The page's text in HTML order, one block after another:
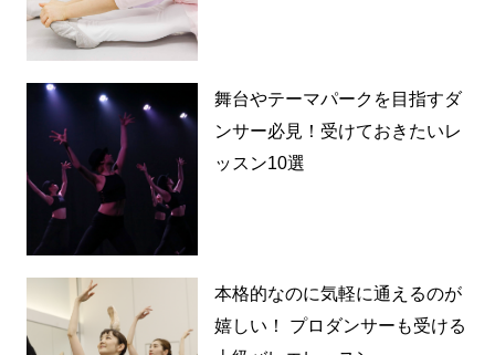
舞台やテーマパークを目指すダ
ンサー必見！受けておきたいレ
ッスン10選
本格的なのに気軽に通えるのが
嬉しい！ プロダンサーも受ける